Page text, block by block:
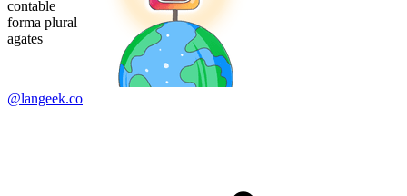
contable
forma plural
agates
@langeek.co